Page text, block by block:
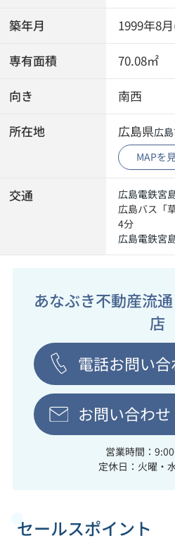
築年月 1999年8
専有面積 70.08㎡
向き 南西
所在地 広島県広
MAPを
交通 広島電鉄宮
広島バス「
4分
広島電鉄宮
あなぶき不動産流
店
電話お問い合
お問い合わせ
営業時間：
定休日：火曜・
セールスポイント